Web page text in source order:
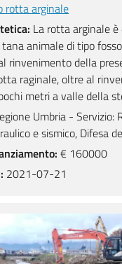
rotta arginale
La rotta arginale
animale di tipo
rinvenimento della
raginale, oltre al
metri a valle della
Umbria - Servizio:
e sismico, Difesa
€ 160000
2021-07-21